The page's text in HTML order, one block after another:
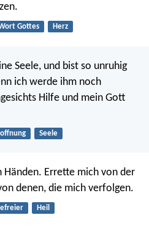
Gottes Herz
Seele, und bist so unruhig
ich werde ihm noch
Hilfe und mein Gott
Seele
Händen. Errette mich von der
denen, die mich verfolgen.
Heil